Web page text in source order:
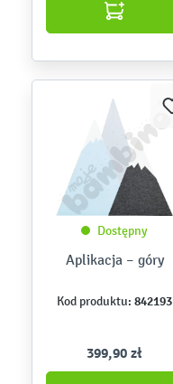
Dostępny
Aplikacja – góry
Kod produktu: 842193
399,90 zł